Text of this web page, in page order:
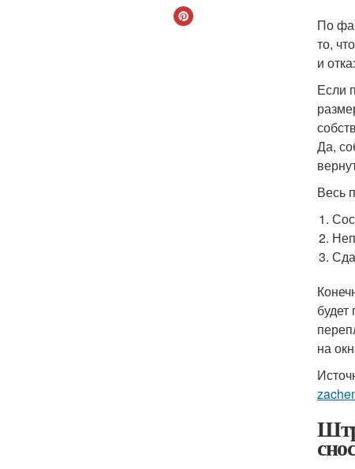
По
то,
и
Если
Да,
Весь
на